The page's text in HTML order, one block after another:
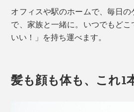
オフィスや駅のホームで、毎日
で、家族と一緒に。いつでもど
いい！」を持ち運べます。
髪も顔も体も、これ1